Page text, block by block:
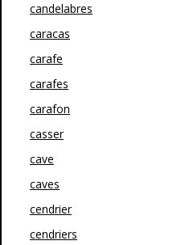
candelabres
caracas
carafe
carafes
carafon
casser
cave
caves
cendrier
cendriers